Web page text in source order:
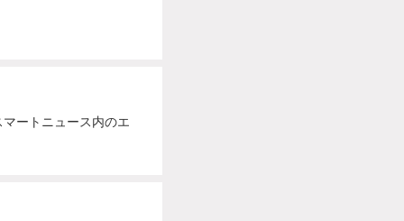
ートニュース内のエ